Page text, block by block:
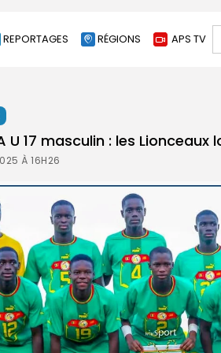
REPORTAGES RÉGIONS APS TV
U 17 masculin : les Lionceaux
À 16H26